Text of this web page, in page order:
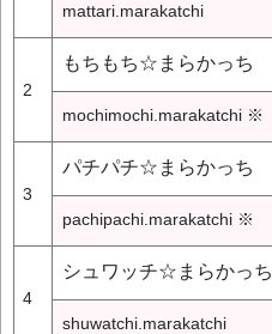
mattari.marakatchi
2
もちもち☆まらかっち
mochimochi.marakatchi ※
3
パチパチ☆まらかっち
pachipachi.marakatchi ※
4
シュワッチ☆まらかっち
shuwatchi.marakatchi